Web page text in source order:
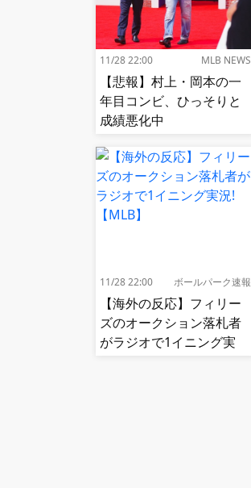
11/28 22:00 MLB NEWS
【悲報】村上・岡本の一
年目コンビ、ひっそりと
成績悪化中
11/28 22:00 ボールパーク速報
【海外の反応】フィリー
ズのオークション落札者
がラジオで1イニング実